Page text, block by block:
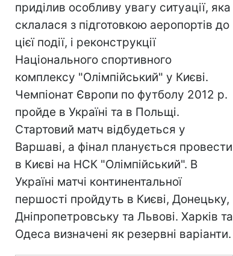
приділив особливу увагу ситуації, яка
склалася з підготовкою аеропортів до
цієї події, і реконструкції
Національного спортивного
комплексу "Олімпійський" у Києві.
Чемпіонат Європи по футболу 2012 р.
пройде в Україні та в Польщі.
Стартовий матч відбудеться у
Варшаві, а фінал планується провести
в Києві на НСК "Олімпійський". В
Україні матчі континентальної
першості пройдуть в Києві, Донецьку,
Дніпропетровську та Львові. Харків та
Одеса визначені як резервні варіанти.